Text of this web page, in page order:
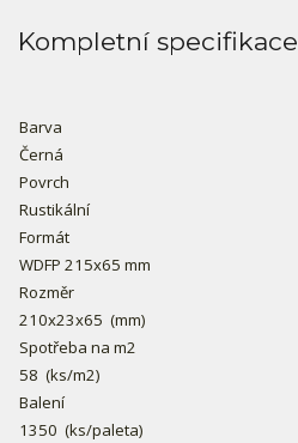
Kompletní specifikace
Barva
Černá
Povrch
Rustikální
Formát
WDFP 215x65 mm
Rozměr
210x23x65 (mm)
Spotřeba na m2
58 (ks/m2)
Balení
1350 (ks/paleta)